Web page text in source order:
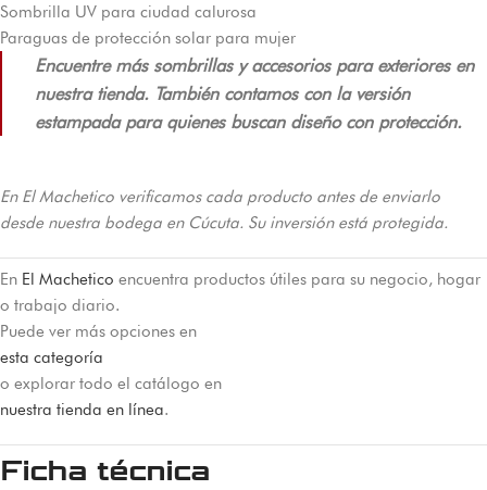
Sombrilla UV para ciudad calurosa
Paraguas de protección solar para mujer
Encuentre más sombrillas y accesorios para exteriores en
nuestra tienda. También contamos con la versión
estampada para quienes buscan diseño con protección.
En El Machetico verificamos cada producto antes de enviarlo
desde nuestra bodega en Cúcuta. Su inversión está protegida.
En El Machetico encuentra productos útiles para su negocio, hogar
o trabajo diario.
Puede ver más opciones en
esta categoría
o explorar todo el catálogo en
nuestra tienda en línea.
Ficha técnica